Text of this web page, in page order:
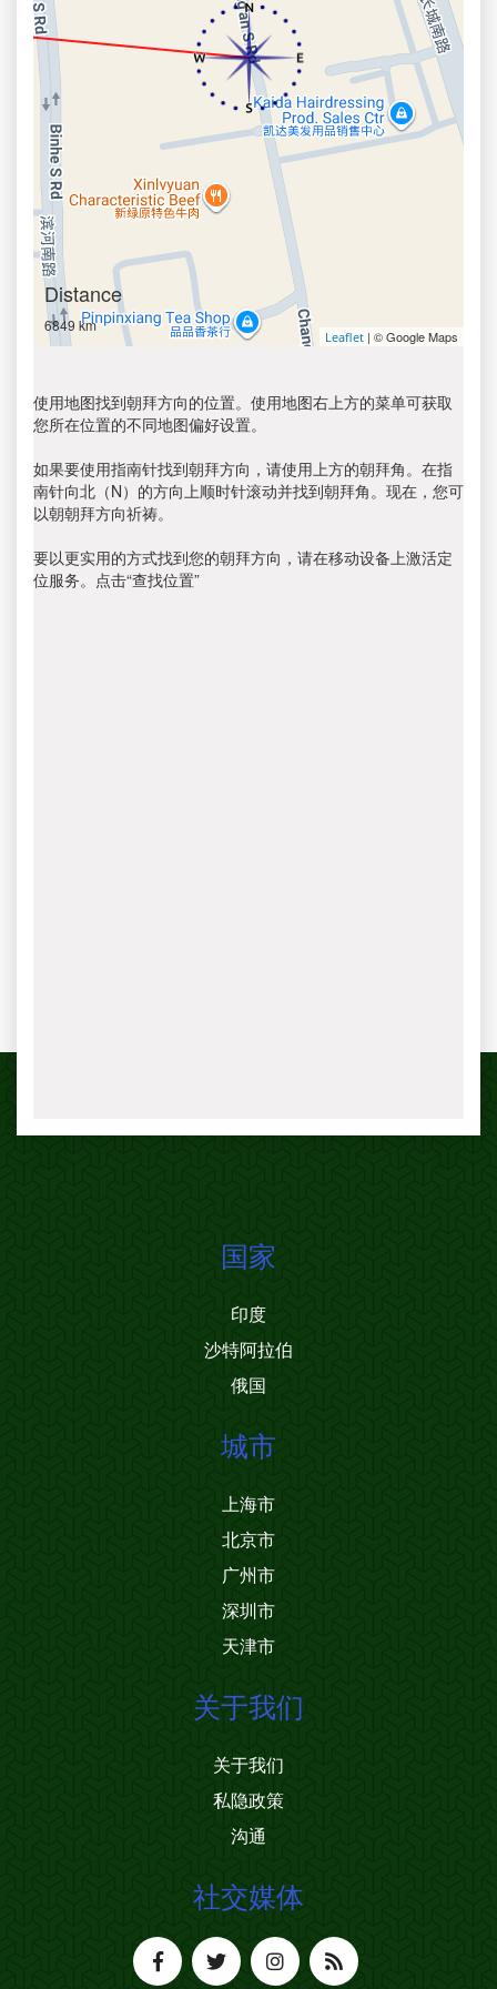
Distance
6849 km
Leaflet | © Google Maps
使用地图找到朝拜方向的位置。使用地图右上方的菜单可获取
您所在位置的不同地图偏好设置。
如果要使用指南针找到朝拜方向，请使用上方的朝拜角。在指
南针向北（N）的方向上顺时针滚动并找到朝拜角。现在，您可
以朝朝拜方向祈祷。
要以更实用的方式找到您的朝拜方向，请在移动设备上激活定
位服务。点击“查找位置”
国家
印度
沙特阿拉伯
俄国
城市
上海市
北京市
广州市
深圳市
天津市
关于我们
关于我们
私隐政策
沟通
社交媒体